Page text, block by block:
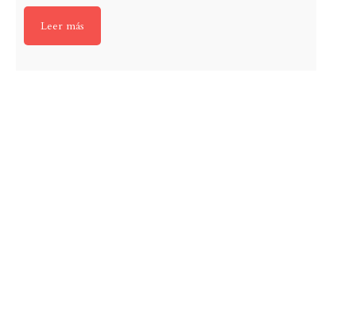
Leer más